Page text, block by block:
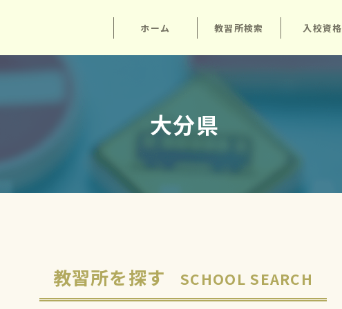
ホーム 教習所検索 入校資格
大分県
教習所を探す SCHOOL SEARCH